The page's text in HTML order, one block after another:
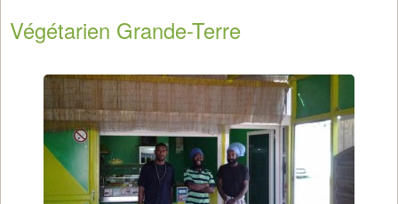
Végétarien Grande-Terre